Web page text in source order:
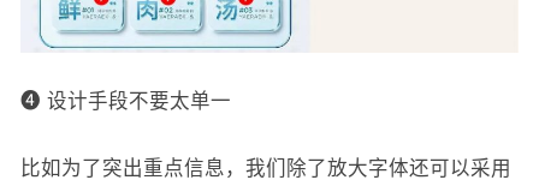
❹ 设计手段不要太单一
比如为了突出重点信息，我们除了放大字体还可以采用